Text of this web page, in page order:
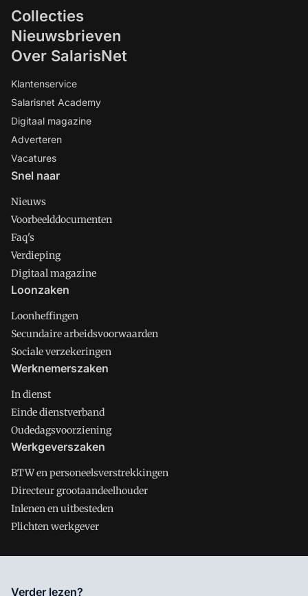
Collecties
Nieuwsbrieven
Over SalarisNet
Klantenservice
Salarisnet Academy
Digitaal magazine
Adverteren
Vacatures
Snel naar
Nieuws
Voorbeelddocumenten
Faq's
Verdieping
Digitaal magazine
Loonzaken
Loonheffingen
Secundaire arbeidsvoorwaarden
Sociale verzekeringen
Werknemerszaken
In dienst
Einde dienstverband
Oudedagsvoorziening
Werkgeverszaken
BTW en personeelsverstrekkingen
Directeur grootaandeelhouder
Inlenen en uitbesteden
Plichten werkgever
Salarisnet is onderdeel van VMN media. Lees in
Verder lezen?